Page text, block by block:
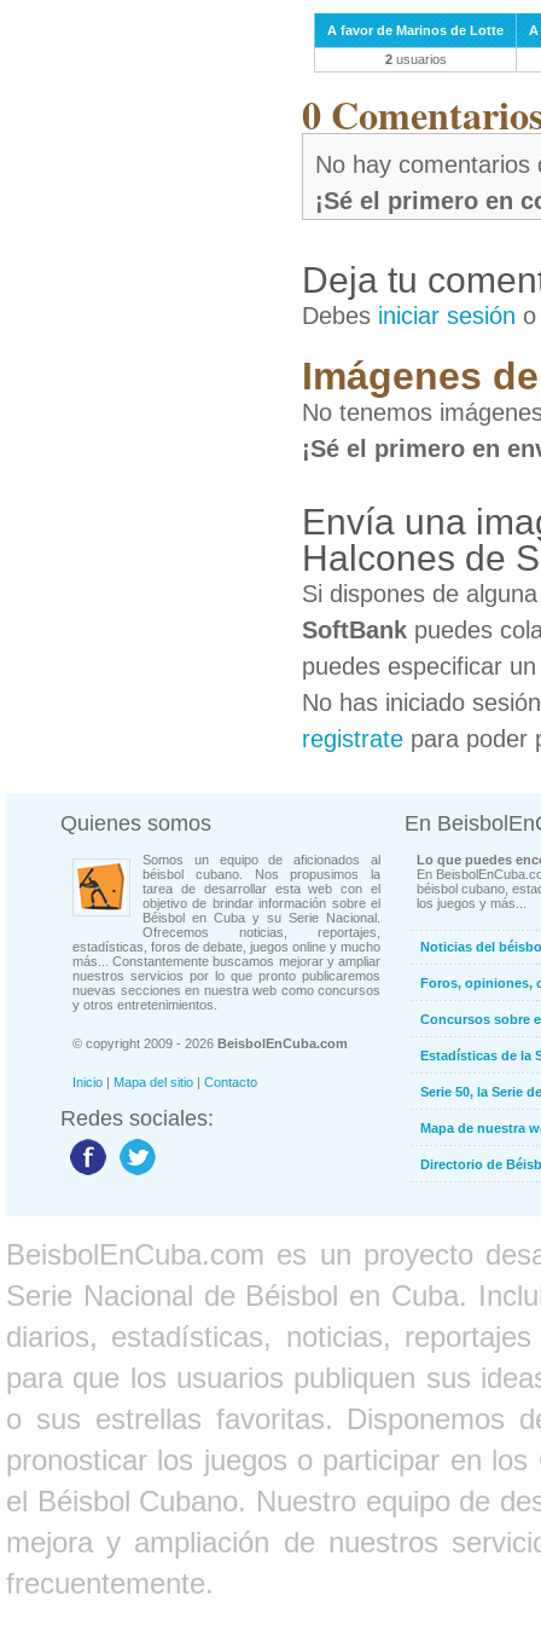
A favor de Marinos de Lotte
A
2usuarios
0
No hay comentarios
¡Sé el primero en
Deja tu
Debes iniciar sesión
Imágenes
No tenemos
¡Sé el primero en
Envía una
Halcones de
Si dispones de
SoftBank puedes
puedes especificar
No has iniciado
registrate para poder
Quienes somos
Somos un equipo de aficionados al
béisbol cubano. Nos propusimos la
tarea de desarrollar esta web con el
objetivo de brindar información sobre el
Béisbol en Cuba y su Serie Nacional.
Ofrecemos noticias, reportajes,
estadísticas, foros de debate, juegos online y mucho
más... Constantemente buscamos mejorar y ampliar
nuestros servicios por lo que pronto publicaremos
nuevas secciones en nuestra web como concursos
y otros entretenimientos.
© copyright 2009 - 2026 BeisbolEnCuba.com
Inicio | Mapa del sitio | Contacto
Redes sociales:
En
Lo que puedes
En
béisbol cubano,
los juegos y más...
Noticias del
Foros, opiniones,
Concursos sobre
Estadísticas de la
Serie 50, la Serie
Mapa de nuestra
Directorio de
BeisbolEnCuba.com es un proyecto
Serie Nacional de Béisbol en Cuba.
diarios, estadísticas, noticias,
para que los usuarios publiquen sus
o sus estrellas favoritas. Disponemos
pronosticar los juegos o participar en
el Béisbol Cubano. Nuestro equipo de
mejora y ampliación de nuestros
frecuentemente.